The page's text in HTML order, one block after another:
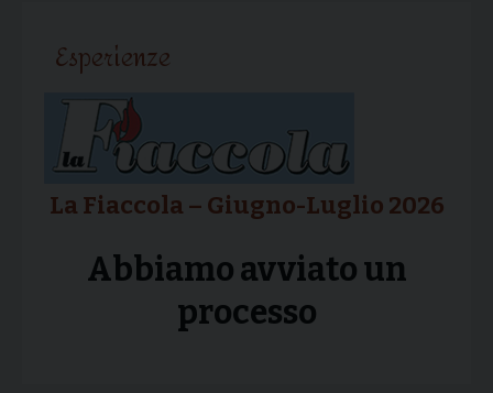
Esperienze
La Fiaccola – Giugno-Luglio 2026
Abbiamo avviato un
processo